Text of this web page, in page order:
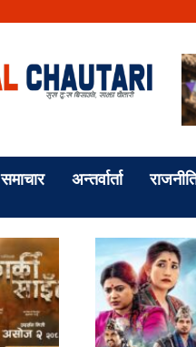
समाचार अन्तर्वार्ता